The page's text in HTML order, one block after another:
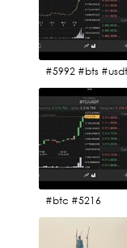
#5992 #bts #usdt
#btc #5216